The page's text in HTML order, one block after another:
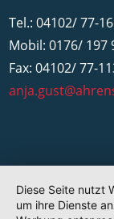
Tel.: 04102/ 77-
Mobil: 0176/ 197
Fax: 04102/ 77-
Diese Seite nutzt
um ihre Dienste